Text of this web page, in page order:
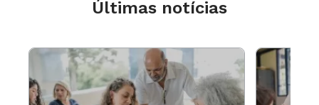
Últimas notícias